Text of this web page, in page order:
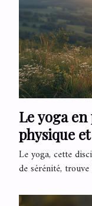
Le yoga
physique
nature
Le yoga, cette
de sérénité,